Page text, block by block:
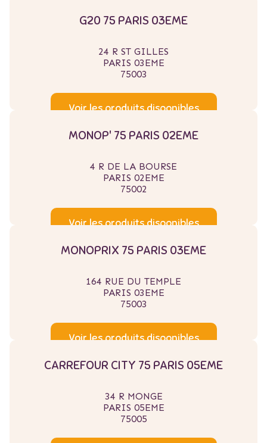
G20 75 PARIS 03EME
24 R ST GILLES
PARIS 03EME
75003
Voir les produits disponibles
MONOP' 75 PARIS 02EME
4 R DE LA BOURSE
PARIS 02EME
75002
Voir les produits disponibles
MONOPRIX 75 PARIS 03EME
164 RUE DU TEMPLE
PARIS 03EME
75003
Voir les produits disponibles
CARREFOUR CITY 75 PARIS 05EME
34 R MONGE
PARIS 05EME
75005